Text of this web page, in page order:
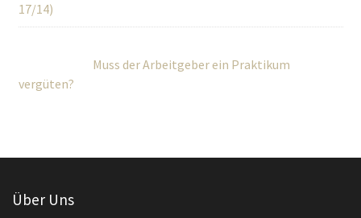
17/14)
Muss der Arbeitgeber ein Praktikum
vergüten?
Über Uns